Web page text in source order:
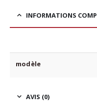
INFORMATIONS
modèle
AVIS (0)